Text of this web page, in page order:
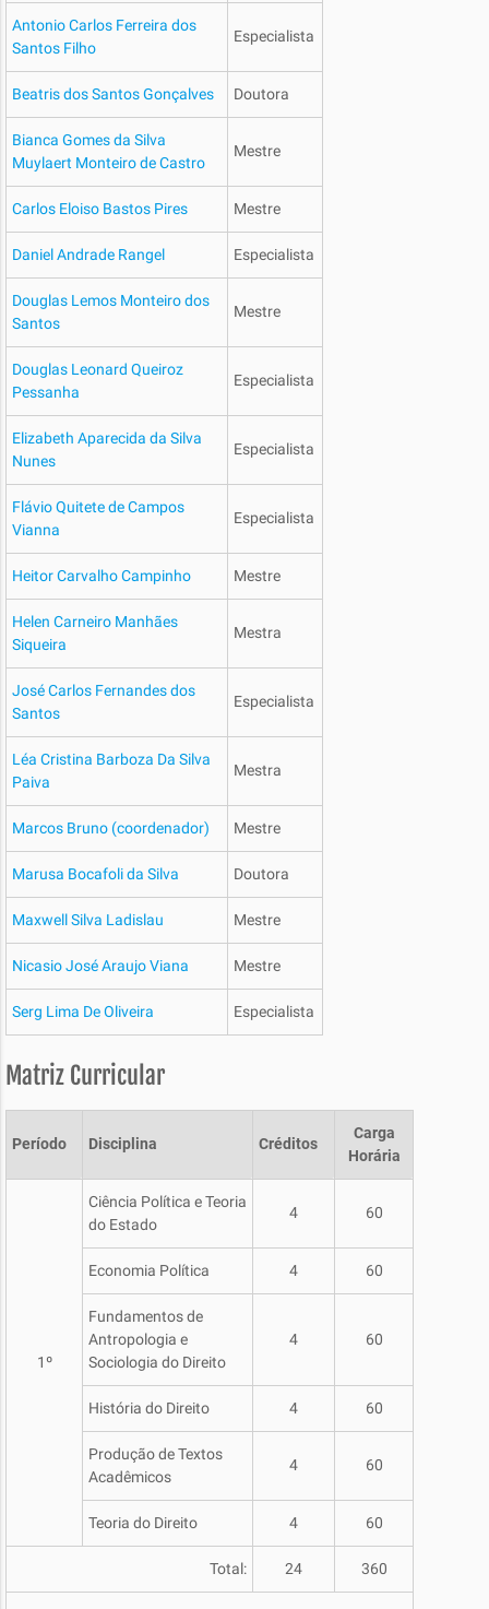
Antonio Carlos Ferreira dos
Santos Filho
Especialista
Beatris dos Santos Gonçalves Doutora
Bianca Gomes da Silva
Muylaert Monteiro de Castro
Mestre
Carlos Eloiso Bastos Pires Mestre
Daniel Andrade Rangel Especialista
Douglas Lemos Monteiro dos
Santos
Mestre
Douglas Leonard Queiroz
Pessanha
Especialista
Elizabeth Aparecida da Silva
Nunes
Especialista
Flávio Quitete de Campos
Vianna
Especialista
Heitor Carvalho Campinho Mestre
Helen Carneiro Manhães
Siqueira
Mestra
José Carlos Fernandes dos
Santos
Especialista
Léa Cristina Barboza Da Silva
Paiva
Mestra
Marcos Bruno (coordenador) Mestre
Marusa Bocafoli da Silva Doutora
Maxwell Silva Ladislau Mestre
Nicasio José Araujo Viana Mestre
Serg Lima De Oliveira Especialista
Matriz Curricular
Período Disciplina Créditos
Carga
Horária
1º
Ciência Política e Teoria
do Estado
4 60
Economia Política 4 60
Fundamentos de
Antropologia e
Sociologia do Direito
4 60
História do Direito 4 60
Produção de Textos
Acadêmicos
4 60
Teoria do Direito 4 60
Total: 24 360